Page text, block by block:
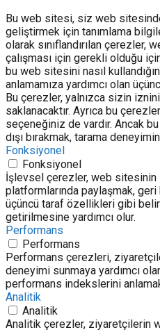
Bu web sitesi, siz web
geliştirmek için tanımlama
olarak sınıflandırılan
çalışması için gerekli olduğu için
bu web sitesini nasıl
anlamamıza yardımcı olan
Bu çerezler, yalnızca sizin
saklanacaktır. Ayrıca bu
seçeneğiniz de vardır. Ancak
dışı bırakmak, tarama
Fonksiyonel
Fonksiyonel
İşlevsel çerezler, web
platformlarında paylaşmak,
üçüncü taraf özellikleri gibi
getirilmesine yardımcı olur.
Performans
Performans
Performans çerezleri,
deneyimi sunmaya yardımcı
performans indekslerini
Analitik
Analitik
Analitik çerezler, ziyaretçilerin